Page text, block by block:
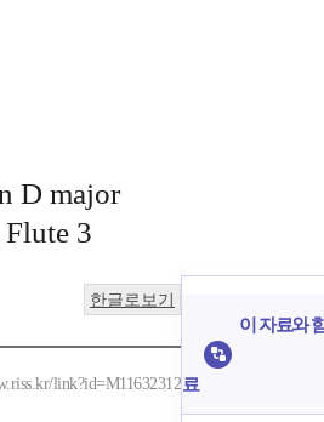
D major
3
한글로보기
link?id=M11632312
이 자료와
료